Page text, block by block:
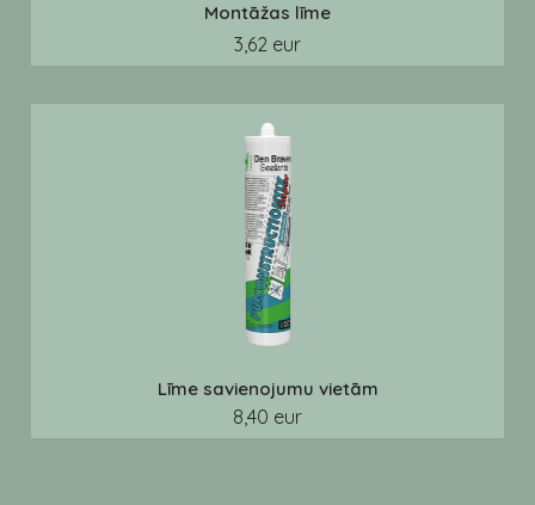
Montāžas līme
3,62 eur
Līme savienojumu vietām
8,40 eur